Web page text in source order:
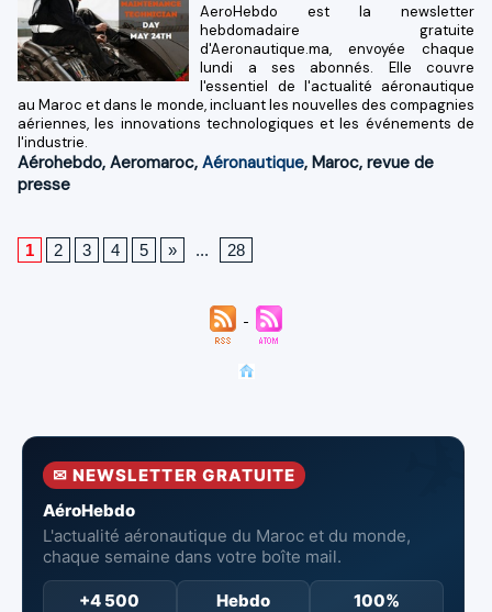
AeroHebdo est la newsletter
hebdomadaire gratuite
d'Aeronautique.ma, envoyée chaque
lundi a ses abonnés. Elle couvre
l'essentiel de l'actualité aéronautique
au Maroc et dans le monde, incluant les nouvelles des compagnies
aériennes, les innovations technologiques et les événements de
l'industrie.
Aérohebdo, Aeromaroc, Aéronautique, Maroc, revue de
presse
1 2 3 4 5 » ... 28
✉ NEWSLETTER GRATUITE
AéroHebdo
L'actualité aéronautique du Maroc et du monde,
chaque semaine dans votre boîte mail.
+4 500
Hebdo
100%